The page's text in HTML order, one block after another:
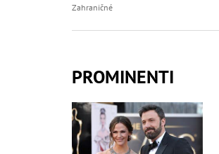
Zahraničné
PROMINENTI